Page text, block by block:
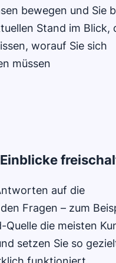
bewegen und Sie
Stand im Blick,
worauf Sie sich
müssen
auf die
Fragen – zum
Quelle die meisten
setzen Sie so